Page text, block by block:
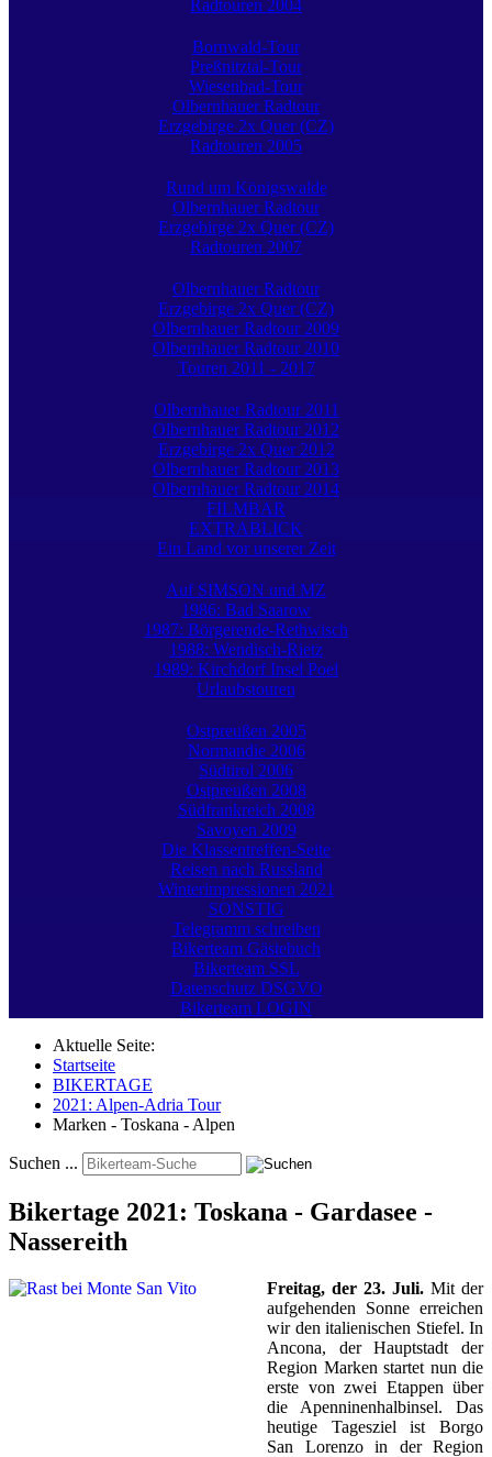
Radtouren 2004
Bornwald-Tour
Preßnitztal-Tour
Wiesenbad-Tour
Olbernhauer Radtour
Erzgebirge 2x Quer (CZ)
Radtouren 2005
Rund um Königswalde
Olbernhauer Radtour
Erzgebirge 2x Quer (CZ)
Radtouren 2007
Olbernhauer Radtour
Erzgebirge 2x Quer (CZ)
Olbernhauer Radtour 2009
Olbernhauer Radtour 2010
Touren 2011 - 2017
Olbernhauer Radtour 2011
Olbernhauer Radtour 2012
Erzgebirge 2x Quer 2012
Olbernhauer Radtour 2013
Olbernhauer Radtour 2014
FILMBAR
EXTRABLICK
Ein Land vor unserer Zeit
Auf SIMSON und MZ
1986: Bad Saarow
1987: Börgerende-Rethwisch
1988: Wendisch-Rietz
1989: Kirchdorf Insel Poel
Urlaubstouren
Ostpreußen 2005
Normandie 2006
Südtirol 2006
Ostpreußen 2008
Südfrankreich 2008
Savoyen 2009
Die Klassentreffen-Seite
Reisen nach Russland
Winterimpressionen 2021
SONSTIG
Telegramm schreiben
Bikerteam Gästebuch
Bikerteam SSL
Datenschutz DSGVO
Bikerteam LOGIN
Aktuelle Seite:
Startseite
BIKERTAGE
2021: Alpen-Adria Tour
Marken - Toskana - Alpen
Suchen ...
Bikertage 2021: Toskana - Gardasee -
Nassereith
Freitag, der 23. Juli. Mit der
aufgehenden Sonne erreichen
wir den italienischen Stiefel. In
Ancona, der Hauptstadt der
Region Marken startet nun die
erste von zwei Etappen über
die Apenninenhalbinsel. Das
heutige Tagesziel ist Borgo
San Lorenzo in der Region